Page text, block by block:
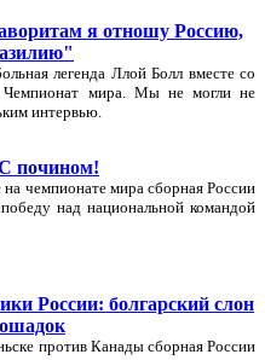
я отношу Россию,
легенда Ллой Болл вместе со
Чемпионат мира. Мы не могли не
интервью.
почином!
чемпионате мира сборная России
над национальной командой
России: болгарский слон
против Канады сборная России